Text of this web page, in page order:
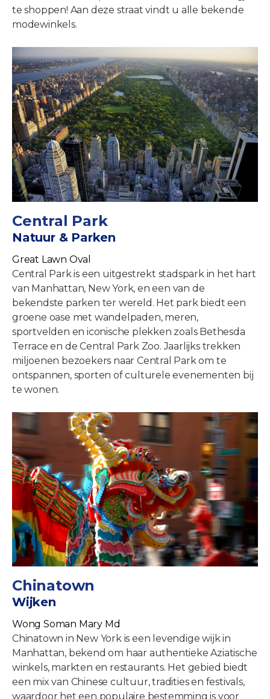
te shoppen! Aan deze straat vindt u alle bekende
modewinkels.
Central Park
Natuur & Parken
Great Lawn Oval
Central Park is een uitgestrekt stadspark in het hart
van Manhattan, New York, en een van de
bekendste parken ter wereld. Het park biedt een
groene oase met wandelpaden, meren,
sportvelden en iconische plekken zoals Bethesda
Terrace en de Central Park Zoo. Jaarlijks trekken
miljoenen bezoekers naar Central Park om te
ontspannen, sporten of culturele evenementen bij
te wonen.
Chinatown
Wijken
Wong Soman Mary Md
Chinatown in New York is een levendige wijk in
Manhattan, bekend om haar authentieke Aziatische
winkels, markten en restaurants. Het gebied biedt
een mix van Chinese cultuur, tradities en festivals,
waardoor het een populaire bestemming is voor